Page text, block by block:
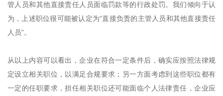
管人员和其他直接责任人员面临罚款等的行政处罚。我们倾向于认
为，上述职位很可能被认定为“直接负责的主管人员和其他直接责任
人员”。
从以上内容可以看出，企业在符合一定条件后，确实应按照法律规
定设立相关职位，以满足合规要求；另一方面考虑到这些职位都有
一定的任职要求，担任相关职位还可能面临个人法律责任，企业应